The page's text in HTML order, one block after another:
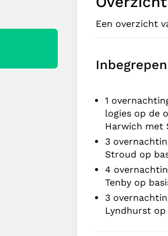
Een overzicht
1
logies op de
Harwich met
3
Stroud op
4
Tenby op
3
Lyndhurst